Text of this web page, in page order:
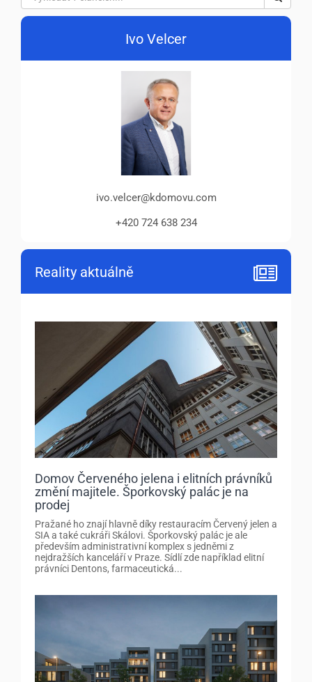
Ivo Velcer
ivo.velcer@kdomovu.com
+420 724 638 234
Reality aktuálně
Domov Červeného jelena i elitních právníků
změní majitele. Šporkovský palác je na
prodej
Pražané ho znají hlavně díky restauracím Červený jelen a
SIA a také cukráři Skálovi. Šporkovský palác je ale
především administrativní komplex s jedněmi z
nejdražších kanceláří v Praze. Sídlí zde například elitní
právníci Dentons, farmaceutická...